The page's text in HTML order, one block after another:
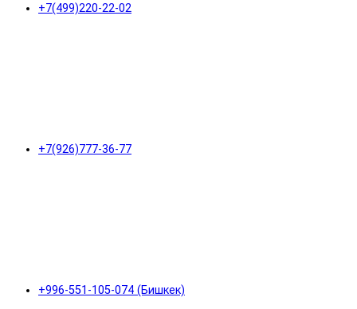
+7(499)220-22-02
+7(926)777-36-77
+996-551-105-074 (Бишкек)